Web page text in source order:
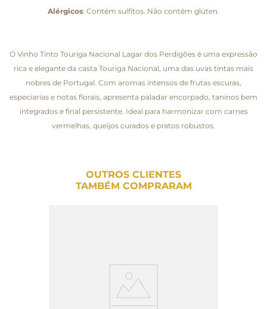
Alérgicos: Contém sulfitos. Não contém glúten.
O Vinho Tinto Touriga Nacional Lagar dos Perdigões é uma expressão
rica e elegante da casta Touriga Nacional, uma das uvas tintas mais
nobres de Portugal. Com aromas intensos de frutas escuras,
especiarias e notas florais, apresenta paladar encorpado, taninos bem
integrados e final persistente. Ideal para harmonizar com carnes
vermelhas, queijos curados e pratos robustos.
OUTROS CLIENTES
TAMBÉM COMPRARAM